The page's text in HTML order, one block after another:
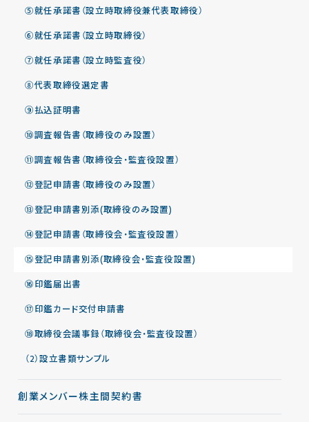
⑤就任承諾書（設立時取締役兼代表取締役）
⑥就任承諾書（設立時取締役）
⑦就任承諾書（設立時監査役）
⑧代表取締役選定書
⑨払込証明書
⑩調査報告書（取締役のみ設置）
⑪調査報告書（取締役会・監査役設置）
⑫登記申請書（取締役のみ設置）
⑬登記申請書別添(取締役のみ設置)
⑭登記申請書（取締役会・監査役設置）
⑮登記申請書別添(取締役会・監査役設置)
⑯印鑑届出書
⑰印鑑カード交付申請書
⑱取締役会議事録（取締役会・監査役設置）
（2）設立書類サンプル
創業メンバー株主間契約書